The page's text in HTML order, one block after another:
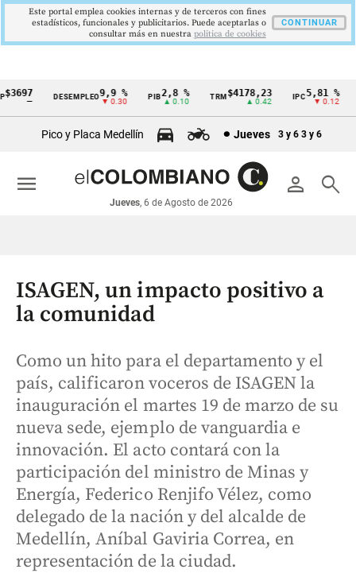
Cintillo
económicos
Colombia
DESEMPLEO9,9 %
▼ 0.30
2,8 %
▲ 0.10
TRM$4178,23
▲ 0.42
5,81 %
▼ 0.12
Pico y Placa Medellín Jueves 3 y 6 3 y 6
person search
Jueves, 6 de Agosto de 2026
menu
ISAGEN, un impacto positivo a
la comunidad
Como un hito para el departamento y el
país, calificaron voceros de ISAGEN la
inauguración el martes 19 de marzo de su
nueva sede, ejemplo de vanguardia e
innovación. El acto contará con la
participación del ministro de Minas y
Energía, Federico Renjifo Vélez, como
delegado de la nación y del alcalde de
Medellín, Aníbal Gaviria Correa, en
representación de la ciudad.
Este portal emplea cookies internas y de terceros con fines
estadísticos, funcionales y publicitarios. Puede aceptarlas o
consultar más en nuestra politica de cookies
CONTINUAR